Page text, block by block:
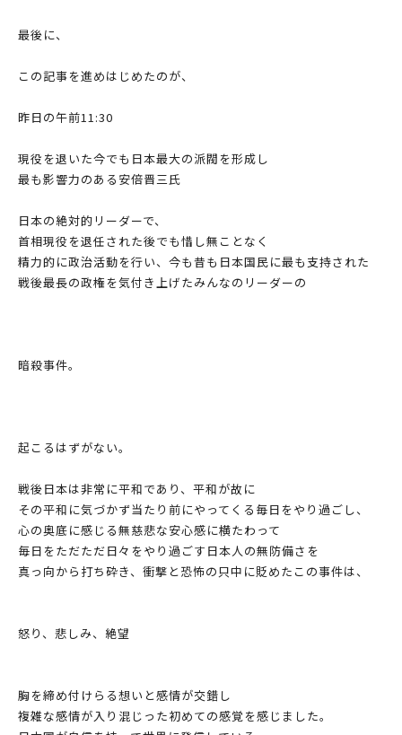
最後に、
この記事を進めはじめたのが、
昨日の午前11:30
現役を退いた今でも日本最大の派閥を形成し
最も影響力のある安倍晋三氏
日本の絶対的リーダーで、
首相現役を退任された後でも惜し無ことなく
精力的に政治活動を行い、今も昔も日本国民に最も支持された
戦後最長の政権を気付き上げたみんなのリーダーの
暗殺事件。
起こるはずがない。
戦後日本は非常に平和であり、平和が故に
その平和に気づかず当たり前にやってくる毎日をやり過ごし、
心の奥底に感じる無慈悲な安心感に横たわって
毎日をただただ日々をやり過ごす日本人の無防備さを
真っ向から打ち砕き、衝撃と恐怖の只中に貶めたこの事件は、
怒り、悲しみ、絶望
胸を締め付けらる想いと感情が交錯し
複雑な感情が入り混じった初めての感覚を感じました。